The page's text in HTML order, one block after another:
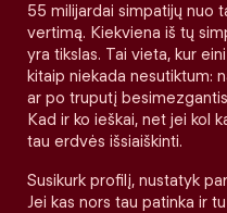
55 milijardai simpatijų nuo
vertimą. Kiekviena iš tų
yra tikslas. Tai vieta, kur
kitaip niekada nesutiktum:
ar po truputį
Kad ir ko ieškai, net jei kol
tau erdvės išsiaiškinti.
Susikurk profilį, nustatyk
Jei kas nors tau patinka ir